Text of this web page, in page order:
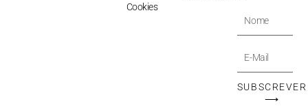
Cookies
Nome
E-
Mail
SUBSCREVER
⟶